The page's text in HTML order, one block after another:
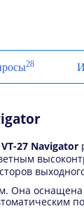
28
27 Navigator
Она